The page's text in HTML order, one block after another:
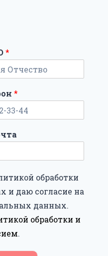
*
*
обработки
и даю согласие на
данных.
обработки и
.